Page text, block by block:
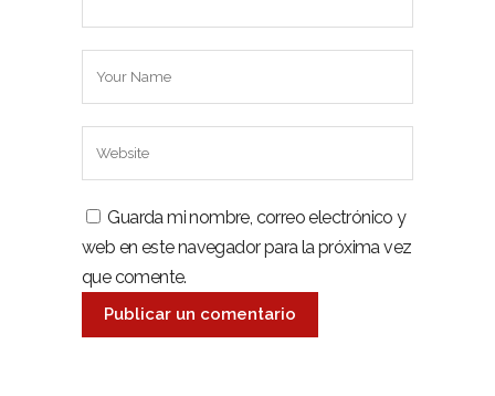
Guarda mi nombre, correo electrónico y
web en este navegador para la próxima vez
que comente.